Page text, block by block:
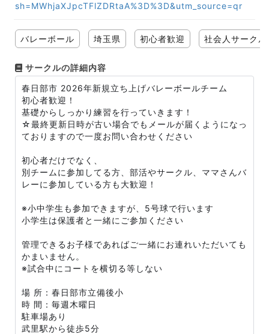
sh=MWhjaXJpcTFlZDRtaA%3D%3D&utm_source=qr
バレーボール 埼玉県 初心者歓迎 社会人サークル
サークルの詳細内容
春日部市 2026年新規立ち上げバレーボールチーム
初心者歓迎！
基礎からしっかり練習を行っていきます！
☆最終更新日時が古い場合でもメールが届くようになっ
ておりますので一度お問い合わせください
初心者だけでなく、
別チームに参加してる方、部活やサークル、ママさんバ
レーに参加している方も大歓迎！
※小中学生も参加できますが、5号球で行います
小学生は保護者と一緒にご参加ください
管理できるお子様であればご一緒にお連れいただいても
かまいません。
※試合中にコートを横切る等しない
場 所：春日部市立備後小
時 間：毎週木曜日
駐車場あり
武里駅から徒歩5分